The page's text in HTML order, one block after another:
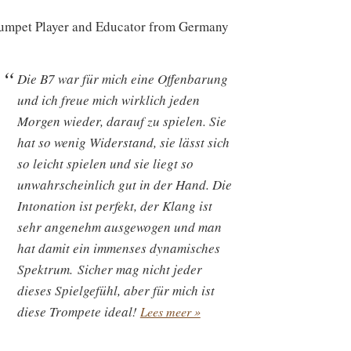
Player and Educator from Germany
Die B7 war für mich eine Offenbarung
und ich freue mich wirklich jeden
Morgen wieder, darauf zu spielen. Sie
hat so wenig Widerstand, sie lässt sich
so leicht spielen und sie liegt so
unwahrscheinlich gut in der Hand. Die
Intonation ist perfekt, der Klang ist
sehr angenehm ausgewogen und man
hat damit ein immenses dynamisches
Spektrum. Sicher mag nicht jeder
dieses Spielgefühl, aber für mich ist
diese Trompete ideal! Lees meer »